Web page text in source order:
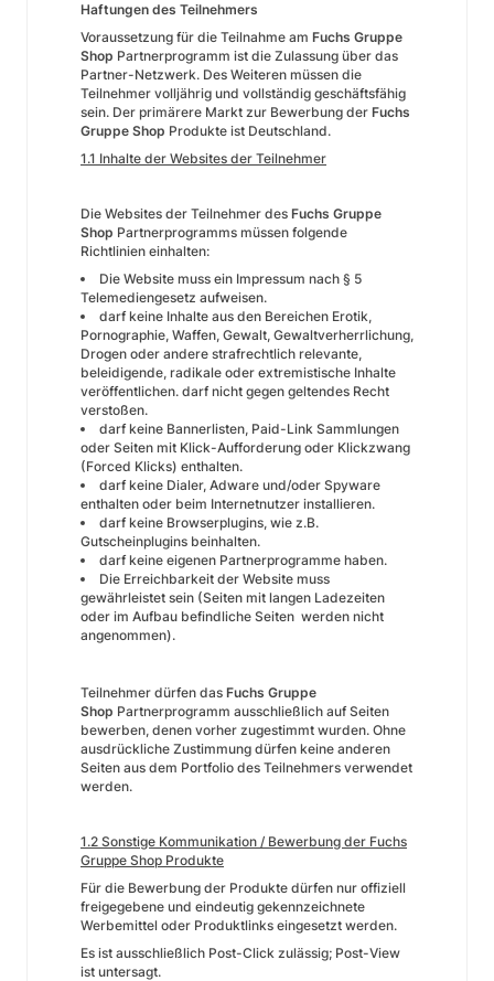
Haftungen des Teilnehmers
Voraussetzung für die Teilnahme am Fuchs Gruppe
Shop Partnerprogramm ist die Zulassung über das
Partner-Netzwerk. Des Weiteren müssen die
Teilnehmer volljährig und vollständig geschäftsfähig
sein. Der primärere Markt zur Bewerbung der Fuchs
Gruppe Shop Produkte ist Deutschland.
1.1 Inhalte der Websites der Teilnehmer
Die Websites der Teilnehmer des Fuchs Gruppe
Shop Partnerprogramms müssen folgende
Richtlinien einhalten:
Die Website muss ein Impressum nach § 5
Telemediengesetz aufweisen.
darf keine Inhalte aus den Bereichen Erotik,
Pornographie, Waffen, Gewalt, Gewaltverherrlichung,
Drogen oder andere strafrechtlich relevante,
beleidigende, radikale oder extremistische Inhalte
veröffentlichen. darf nicht gegen geltendes Recht
verstoßen.
darf keine Bannerlisten, Paid-Link Sammlungen
oder Seiten mit Klick-Aufforderung oder Klickzwang
(Forced Klicks) enthalten.
darf keine Dialer, Adware und/oder Spyware
enthalten oder beim Internetnutzer installieren.
darf keine Browserplugins, wie z.B.
Gutscheinplugins beinhalten.
darf keine eigenen Partnerprogramme haben.
Die Erreichbarkeit der Website muss
gewährleistet sein (Seiten mit langen Ladezeiten
oder im Aufbau befindliche Seiten werden nicht
angenommen).
Teilnehmer dürfen das Fuchs Gruppe
Shop Partnerprogramm ausschließlich auf Seiten
bewerben, denen vorher zugestimmt wurden. Ohne
ausdrückliche Zustimmung dürfen keine anderen
Seiten aus dem Portfolio des Teilnehmers verwendet
werden.
1.2 Sonstige Kommunikation / Bewerbung der Fuchs
Gruppe Shop Produkte
Für die Bewerbung der Produkte dürfen nur offiziell
freigegebene und eindeutig gekennzeichnete
Werbemittel oder Produktlinks eingesetzt werden.
Es ist ausschließlich Post-Click zulässig; Post-View
ist untersagt.